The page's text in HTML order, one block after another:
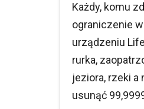
Każdy, komu
ograniczenie
urządzeniu
rurka,
jeziora, rzeki a
usunąć